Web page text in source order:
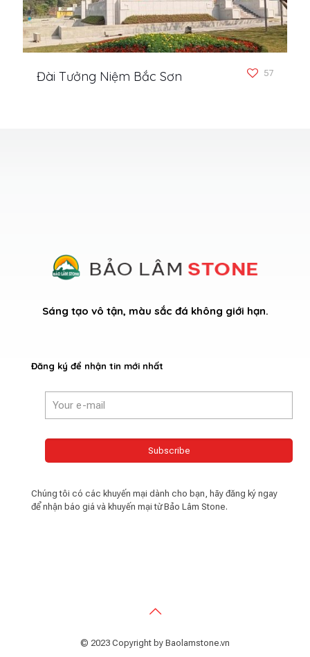
Đài Tưởng Niệm Bắc Sơn 57
Sáng tạo vô tận, màu sắc đá không giới hạn.
Đăng ký để nhận tin mới nhất
Chúng tôi có các khuyến mại dành cho bạn, hãy đăng ký ngay
để nhận báo giá và khuyến mại từ Bảo Lâm Stone.
© 2023 Copyright by Baolamstone.vn